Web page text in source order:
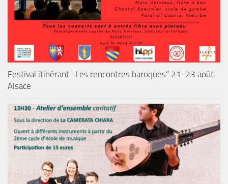
Festival itinérant : Les rencontres baroques” 21-23 août
Alsace